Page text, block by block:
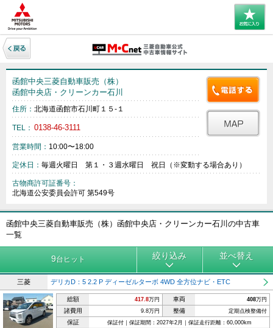
函館中央三菱自動車販売（株）
函館中央店・クリーンカー石川
住所： 北海道函館市石川町１５‐１
TEL： 0138-46-3111
営業時間： 10:00〜18:00
定休日： 毎週火曜日 第１・３週水曜日 祝日（※変動する場合あり）
古物商許可証番号：
北海道公安委員会許可 第549号
函館中央三菱自動車販売（株）函館中央店・クリーンカー石川の中古車
一覧
9台ヒット 絞り込み 並べ替え
三菱 デリカD：5 2.2 P ディーゼルターボ 4WD 全方位ナビ・ETC
総額 417.8万円 車両 408万円
諸費用 9.8万円 整備 定期点検整備付
保証 保証付｜保証期間：2027年2月｜保証走行距離：60,000km